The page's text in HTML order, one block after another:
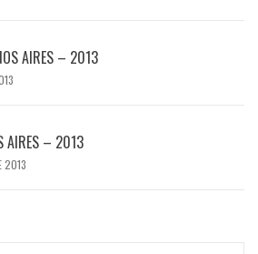
AIRES – 2013
AIRES – 2013
2013